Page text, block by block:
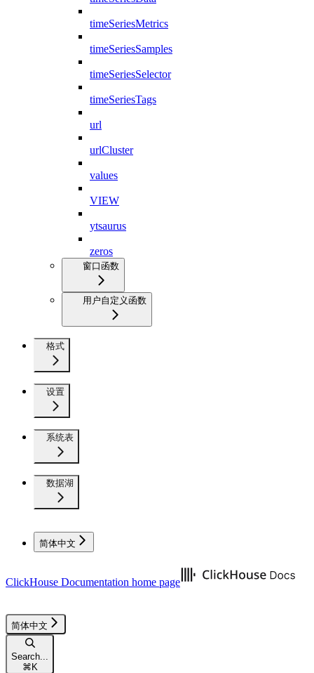
timeSeriesMetrics
timeSeriesSamples
timeSeriesSelector
timeSeriesTags
url
urlCluster
values
VIEW
ytsaurus
zeros
窗口函数
用户自定义函数
格式
设置
系统表
数据湖
简体中文
ClickHouse Documentation home page
简体中文
Search...
⌘K